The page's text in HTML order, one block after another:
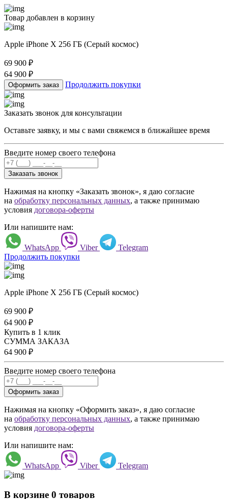
Товар добавлен в корзину
Apple iPhone X 256 ГБ (Серый космос)
69 900 ₽
64 900 ₽
Оформить заказ Продолжить покупки
Заказать звонок для консультации
Оставьте заявку, и мы с вами свяжемся в ближайшее время
Введите номер своего телефона
Заказать звонок
Нажимая на кнопку «Заказать звонок», я даю согласие
на обработку персональных данных, а также принимаю
условия договора-оферты
Или напишите нам:
WhatsApp Viber
Telegram
Продолжить покупки
Apple iPhone X 256 ГБ (Серый космос)
69 900 ₽
64 900 ₽
Купить в 1 клик
СУММА ЗАКАЗА
64 900 ₽
Введите номер своего телефона
Оформить заказ
Нажимая на кнопку «Оформить заказ», я даю согласие
на обработку персональных данных, а также принимаю
условия договора-оферты
Или напишите нам:
WhatsApp Viber Telegram
В корзине 0 товаров